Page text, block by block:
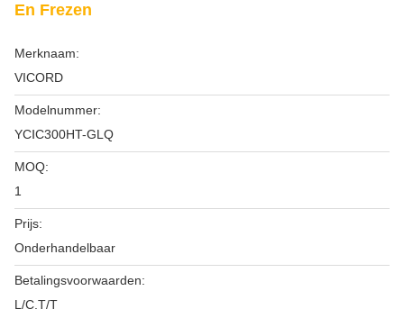
En Frezen
Merknaam:
VICORD
Modelnummer:
YCⅠC300HT-GLQ
MOQ:
1
Prijs:
Onderhandelbaar
Betalingsvoorwaarden:
L/C,T/T